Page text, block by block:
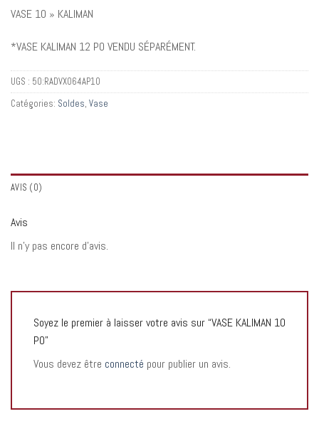
VASE 10 » KALIMAN
*VASE KALIMAN 12 PO VENDU SÉPARÉMENT.
UGS : 50:RADVX064AP10
Catégories: Soldes, Vase
AVIS (0)
Avis
Il n’y pas encore d’avis.
Soyez le premier à laisser votre avis sur “VASE KALIMAN 10
PO”
Vous devez être connecté pour publier un avis.